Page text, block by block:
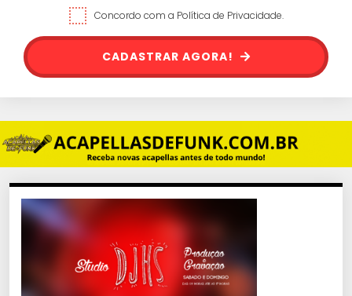
Concordo com a Política de Privacidade.
CADASTRAR AGORA!